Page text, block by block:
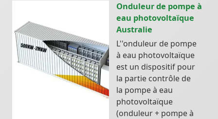
Onduleur de pompe à
eau photovoltaïque
Australie
L''onduleur de pompe
à eau photovoltaïque
est un dispositif pour
la partie contrôle de
la pompe à eau
photovoltaïque
(onduleur + pompe à